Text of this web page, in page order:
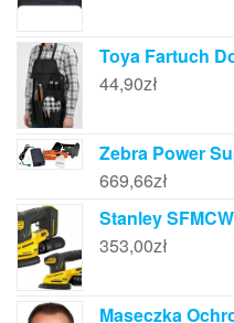
Toya Fartuch
44,90zł
Zebra Power
669,66zł
Stanley
353,00zł
Maseczka